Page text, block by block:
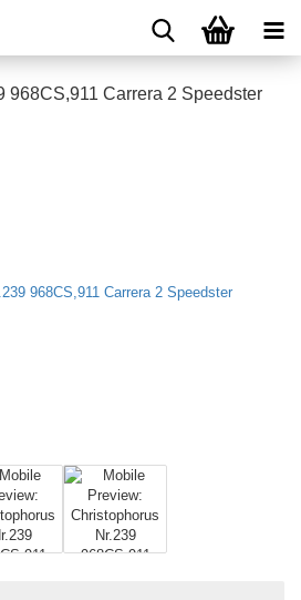
968CS,911 Carrera 2 Speedster